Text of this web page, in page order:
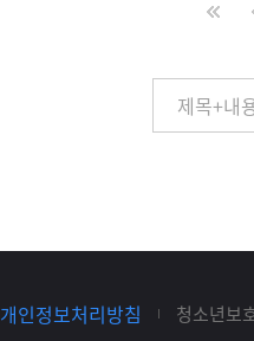
개인정보처리방침 청소년보